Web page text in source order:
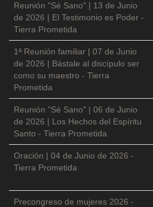
Reunión "Sé Sano" | 13 de Junio
de 2026 | El Testimonio es Poder -
Tierra Prometida
1ª Reunión familiar | 07 de Junio
de 2026 | Bástale al discípulo ser
como su maestro - Tierra
Prometida
Reunión "Sé Sano" | 06 de Junio
de 2026 | Los Hechos del Espíritu
Santo - Tierra Prometida
Oración | 04 de Junio de 2026 -
Tierra Prometida
Precongreso de mujeres 2026 -